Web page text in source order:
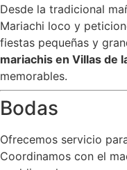
Desde la tradicional
Mariachi loco y
fiestas pequeñas y
mariachis en Villas de
memorables.
Bodas
Ofrecemos servicio
Coordinamos con el